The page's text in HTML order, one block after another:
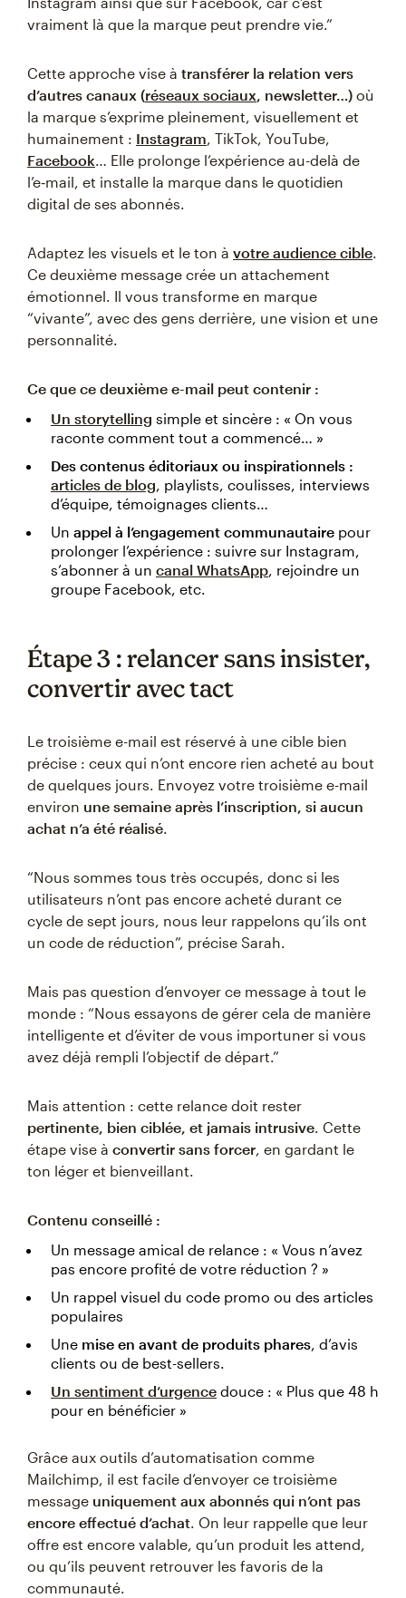
vraiment là que la marque peut prendre vie.”
Cette approche vise à transférer la relation vers
d’autres canaux (réseaux sociaux , newsletter…) où
la marque s’exprime pleinement, visuellement et
humainement : Instagram , TikTok, YouTube,
Facebook … Elle prolonge l’expérience au-delà de
l’e‑mail, et installe la marque dans le quotidien
digital de ses abonnés.
Adaptez les visuels et le ton à votre audience cible
Ce deuxième message crée un attachement
émotionnel. Il vous transforme en marque
“vivante”, avec des gens derrière, une vision et une
personnalité.
Ce que ce deuxième e-mail peut contenir :
Un storytelling simple et sincère : « On vous
raconte comment tout a commencé… »
Des contenus éditoriaux ou inspirationnels :
articles de blog , playlists, coulisses, interviews
d’équipe, témoignages clients…
Un appel à l’engagement communautaire pour
prolonger l’expérience : suivre sur Instagram,
s’abonner à un canal WhatsApp , rejoindre un
groupe Facebook, etc.
Étape 3 : relancer sans insister,
convertir avec tact
Le troisième e-mail est réservé à une cible bien
précise : ceux qui n’ont encore rien acheté au bout
de quelques jours. Envoyez votre troisième e-mail
environ une semaine après l’inscription, si aucun
achat n’a été réalisé
“Nous sommes tous très occupés, donc si les
utilisateurs n’ont pas encore acheté durant ce
cycle de sept jours, nous leur rappelons qu’ils ont
un code de réduction”, précise Sarah.
Mais pas question d’envoyer ce message à tout le
monde : “Nous essayons de gérer cela de manière
intelligente et d’éviter de vous importuner si vous
avez déjà rempli l’objectif de départ.”
Mais attention : cette relance doit rester
pertinente, bien ciblée, et jamais intrusive . Cette
étape vise à convertir sans forcer , en gardant le
ton léger et bienveillant.
Contenu conseillé :
Un message amical de relance : « Vous n’avez
pas encore profité de votre réduction ? »
Un rappel visuel du code promo ou des articles
populaires
Une mise en avant de produits phares , d’avis
clients ou de best-sellers.
Un sentiment d’urgence douce : « Plus que 48 h
pour en bénéficier »
Grâce aux outils d’automatisation comme
Mailchimp, il est facile d’envoyer ce troisième
message uniquement aux abonnés qui n’ont pas
encore effectué d’achat . On leur rappelle que leur
offre est encore valable, qu’un produit les attend,
ou qu’ils peuvent retrouver les favoris de la
communauté.